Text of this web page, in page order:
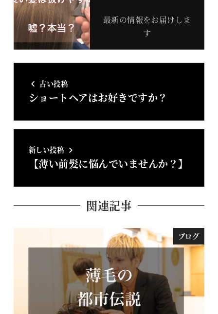
最新の情報をお届けしま
す
古い投稿
ショートヘアはお好きですか？
新しい投稿
【薄い前髪に悩んでいませんか？】
関連記事
ブログ